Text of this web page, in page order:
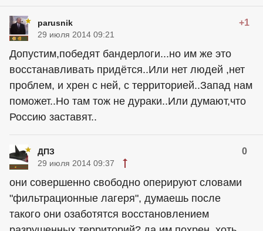
parusnik +1
29 июля 2014 09:21
Допустим,победят бандерлоги...но им же это
восстанавливать придётся..Или нет людей ,нет
проблем, и хрен с ней, с территорией..Запад нам
поможет..Но там тож не дураки..Или думают,что
Россию заставят..
ДПЗ 0
29 июля 2014 09:37
они совершенно свободно оперируют словами
"фильтрационные лагеря", думаешь после
такого они озаботятся восстановлением